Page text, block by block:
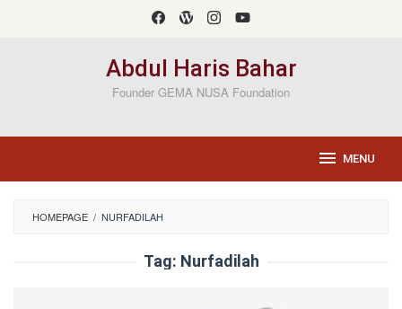
Abdul Haris Bahar
Founder GEMA NUSA Foundation
MENU
HOMEPAGE / NURFADILAH
Tag: Nurfadilah